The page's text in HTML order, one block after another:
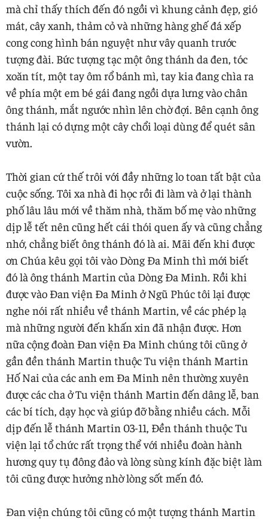
mà chỉ thấy thích đến đó ngồi vì khung cảnh đẹp, gió
mát, cây xanh, thảm cỏ và những hàng ghế đá xếp
cong cong hình bán nguyệt như vây quanh trước
tượng đài. Bức tượng tạc một ông thánh da đen, tóc
xoăn tít, một tay ôm rổ bánh mì, tay kia đang chìa ra
về phía một em bé gái đang ngồi dựa lưng vào chân
ông thánh, mắt ngước nhìn lên chờ đợi. Bên cạnh ông
thánh lại có dựng một cây chổi loại dùng để quét sân
vườn.
Thời gian cứ thế trôi với đầy những lo toan tất bật của
cuộc sống. Tôi xa nhà đi học rồi đi làm và ở lại thành
phố lâu lâu mới về thăm nhà, thăm bố mẹ vào những
dịp lễ tết nên cũng hết cái thói quen ấy và cũng chẳng
nhớ, chẳng biết ông thánh đó là ai. Mãi đến khi được
ơn Chúa kêu gọi tôi vào Dòng Đa Minh thì mới biết
đó là ông thánh Martin của Dòng Đa Minh. Rồi khi
được vào Đan viện Đa Minh ở Ngũ Phúc tôi lại được
nghe nói rất nhiều về thánh Martin, về các phép lạ
mà những người đến khấn xin đã nhận được. Hơn
nữa cộng đoàn Đan viện Đa Minh chúng tôi cũng ở
gần đền thánh Martin thuộc Tu viện thánh Martin
Hố Nai của các anh em Đa Minh nên thường xuyên
được các cha ở Tu viện thánh Martin đến dâng lễ, ban
các bí tích, dạy học và giúp đỡ bằng nhiều cách. Mỗi
dịp đến lễ thánh Martin 03-11, Đền thánh thuộc Tu
viện lại tổ chức rất trọng thể với nhiều đoàn hành
hương quy tụ đông đảo và lòng sùng kính đặc biệt làm
tôi cũng được hưởng nhờ lòng sốt mến đó.
Đan viện chúng tôi cũng có một tượng thánh Martin